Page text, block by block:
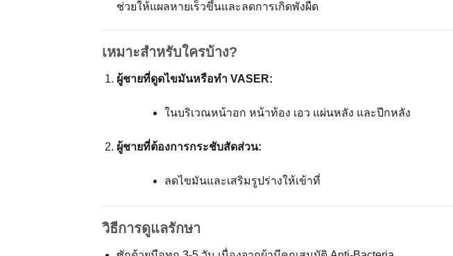
ช่วยให้แผลหายเร็วขึ้นและลดการเกิดพังผืด
เหมาะสำหรับใครบ้าง?
ผู้ชายที่ดูดไขมันหรือทำ VASER:
ในบริเวณหน้าอก หน้าท้อง เอว แผ่นหลัง และปีกหลัง
ผู้ชายที่ต้องการกระชับสัดส่วน:
ลดไขมันและเสริมรูปร่างให้เข้าที่
วิธีการดูแลรักษา